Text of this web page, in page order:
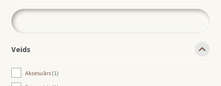
Veids
Aksesuārs 1